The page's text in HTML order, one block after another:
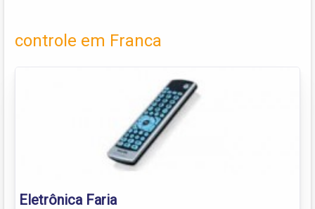
controle em Franca
Eletrônica Faria